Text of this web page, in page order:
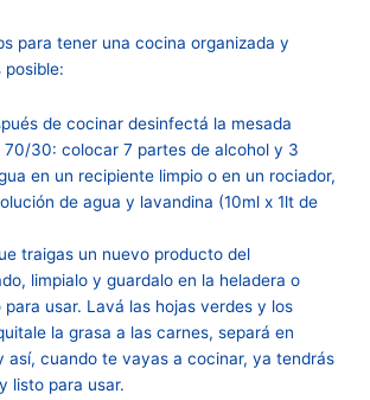
para tener una cocina organizada y
posible:
de cocinar desinfectá la mesada
70/30: colocar 7 partes de alcohol y 3
en un recipiente limpio o en un rociador,
de agua y lavandina (10ml x 1lt de
traigas un nuevo producto del
limpialo y guardalo en la heladera o
usar. Lavá las hojas verdes y los
la grasa a las carnes, separá en
así, cuando te vayas a cocinar, ya tendrás
listo para usar.